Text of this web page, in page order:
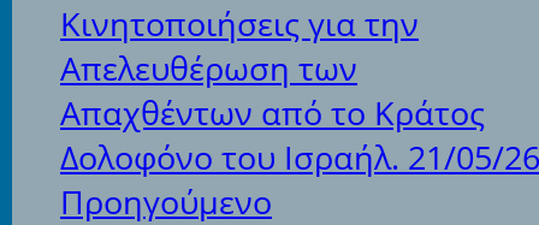
Κινητοποιήσεις για την
Απελευθέρωση των
Απαχθέντων από το Κράτος
Δολοφόνο του Ισραήλ. 21/05/26
Προηγούμενο